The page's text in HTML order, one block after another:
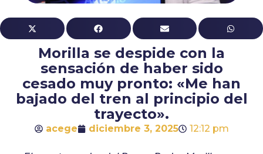
Morilla se despide con la
sensación de haber sido
cesado muy pronto: «Me han
bajado del tren al principio del
trayecto».
acege diciembre 3, 2025 12:12 pm